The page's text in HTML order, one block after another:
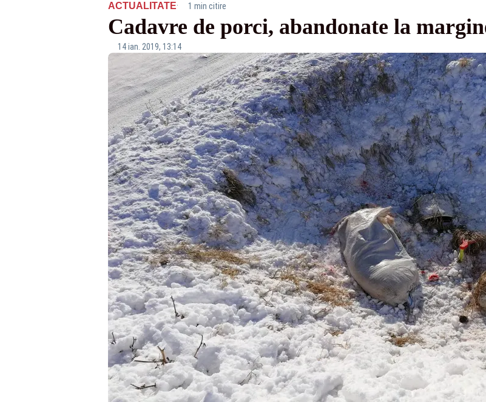
ACTUALITATE· 1 min citire
Cadavre de porci, abandonate la
14 ian. 2019, 13:14